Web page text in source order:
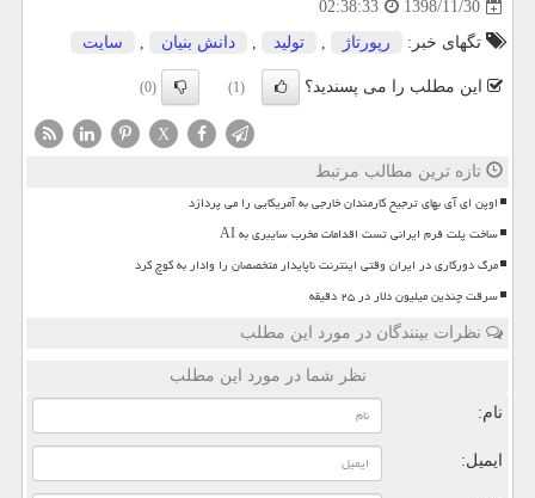
1398/11/30
02:38:33
تگهای خبر:
رپورتاژ , تولید , دانش بنیان , سایت
این مطلب را می پسندید؟ (1)
(0)
X
تازه ترین مطالب مرتبط
اوپن ای آی بهای ترجیح کارمندان خارجی به آمریکایی را می پردازد
ساخت پلت فرم ایرانی تست اقدامات مخرب سایبری به AI
مرگ دورکاری در ایران وقتی اینترنت ناپایدار متخصصان را وادار به کوچ کرد
سرقت چندین میلیون دلار در ۲۵ دقیقه
نظرات بینندگان در مورد این مطلب
نظر شما در مورد این مطلب
نام:
ایمیل: